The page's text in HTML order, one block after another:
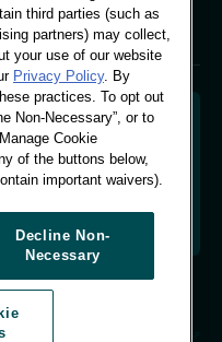
zur Gestaltung
von
zu fördern.
verwalten
2026
third parties (such as
partners) may collect,
your use of our website
Privacy Policy. By
practices. To opt out
Non-Necessary”, or to
Cookie
of the buttons below,
important waivers).
Decline Non-
Necessary